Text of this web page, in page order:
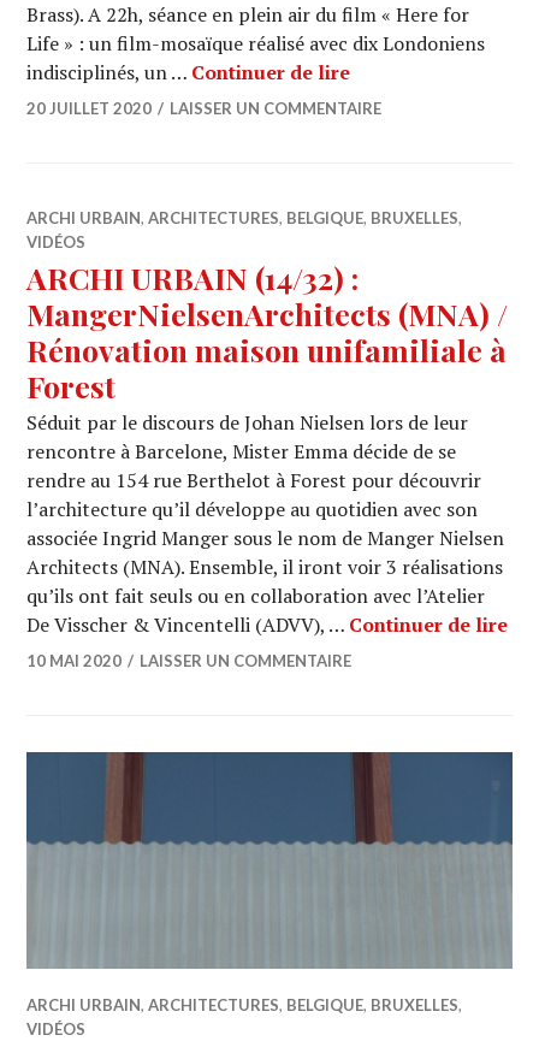
Brass). A 22h, séance en plein air du film « Here for
Life » : un film-mosaïque réalisé avec dix Londoniens
indisciplinés, un … Continuer de lireCULTURE : Autour
20 JUILLET 2020 LAISSER UN COMMENTAIRE
ARCHI URBAIN,ARCHITECTURES, BELGIQUE, BRUXELLES,
VIDÉOS
ARCHI URBAIN (14/32) :
MangerNielsenArchitects (MNA) /
Rénovation maison unifamiliale à
Forest
Séduit par le discours de Johan Nielsen lors de leur
rencontre à Barcelone, Mister Emma décide de se
rendre au 154 rue Berthelot à Forest pour découvrir
l’architecture qu’il développe au quotidien avec son
associée Ingrid Manger sous le nom de Manger Nielsen
Architects (MNA). Ensemble, il iront voir 3 réalisations
qu’ils ont fait seuls ou en collaboration avec l’Atelier
De Visscher & Vincentelli (ADVV), … Continuer de lire
10 MAI 2020 LAISSER UN COMMENTAIRE
ARCHI URBAIN,ARCHITECTURES, BELGIQUE, BRUXELLES,
VIDÉOS